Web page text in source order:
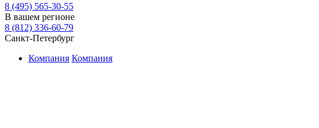
8 (495) 565-30-55
В вашем регионе
8 (812) 336-60-79
Санкт-Петербург
Компания Компания